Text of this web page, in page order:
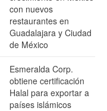
con nuevos
restaurantes en
Guadalajara y Ciudad
de México
Esmeralda Corp.
obtiene certificación
Halal para exportar a
países islámicos